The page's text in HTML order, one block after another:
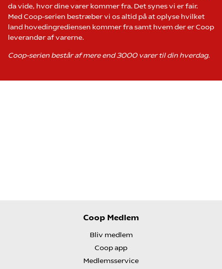
da vide, hvor dine varer kommer fra. Det synes vi er fair.
Med Coop-serien bestræber vi os altid på at oplyse hvilket
land hovedingrediensen kommer fra samt hvem der er Coop
leverandør af varerne.
Coop-serien består af mere end 3000 varer til din hverdag.
Coop Medlem
Bliv medlem
Coop app
Medlemsservice